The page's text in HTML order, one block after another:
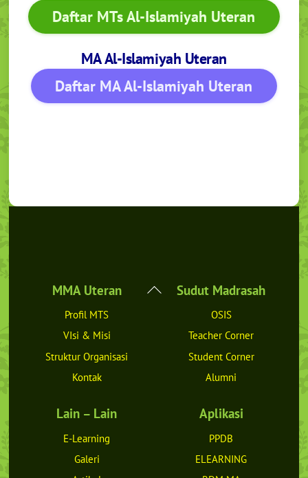
Daftar MTs Al-Islamiyah Uteran
MA Al-Islamiyah Uteran
Daftar MA Al-Islamiyah Uteran
Back
MMA Uteran
Profil MTS
VIsi & Misi
Struktur Organisasi
Kontak
Sudut Madrasah
OSIS
Teacher Corner
Student Corner
Alumni
Lain – Lain
E-Learning
Galeri
Aplikasi
PPDB
ELEARNING